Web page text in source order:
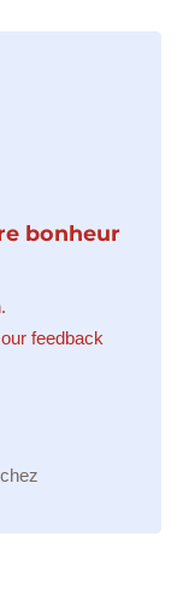
bonheur
feedback